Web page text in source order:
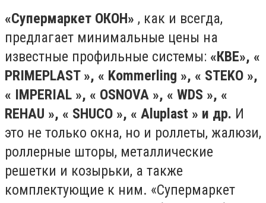
«Супермаркет ОКОН» , как и всегда,
предлагает минимальные цены на
известные профильные системы: «КВЕ», «
PRIMEPLAST », « Kоmmerling », « STEKO »,
« IMPERIAL », « OSNOVA », « WDS », «
REHAU », « SHUCO », « Aluplast » и др. И
это не только окна, но и роллеты, жалюзи,
роллерные шторы, металлические
решетки и козырьки, а также
комплектующие к ним. «Супермаркет